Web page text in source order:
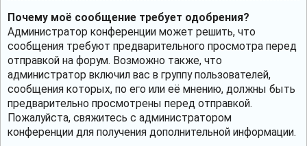
Почему моё сообщение требует одобрения?
Администратор конференции может решить, что
сообщения требуют предварительного просмотра перед
отправкой на форум. Возможно также, что
администратор включил вас в группу пользователей,
сообщения которых, по его или её мнению, должны быть
предварительно просмотрены перед отправкой.
Пожалуйста, свяжитесь с администратором
конференции для получения дополнительной информации.